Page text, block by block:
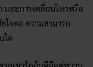
ละการเคลื่อนไหวหรือ
ใจคอ ความสามารถ
ใด